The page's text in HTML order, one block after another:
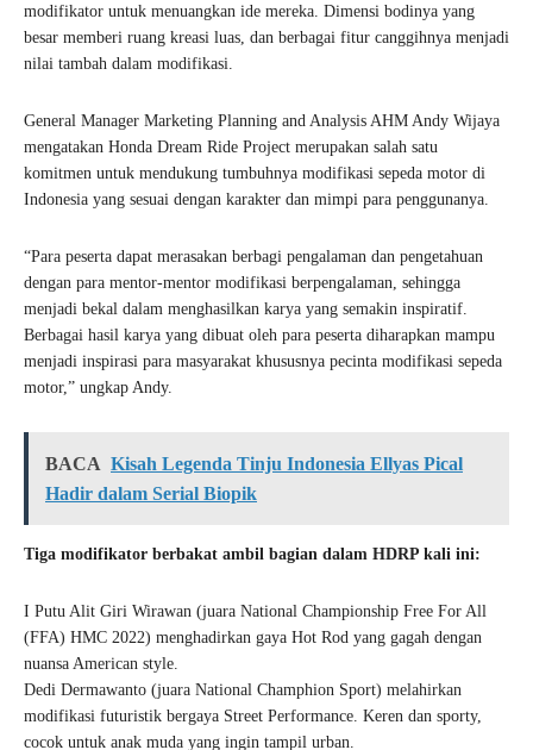
modifikator untuk menuangkan ide mereka. Dimensi bodinya yang
besar memberi ruang kreasi luas, dan berbagai fitur canggihnya menjadi
nilai tambah dalam modifikasi.
General Manager Marketing Planning and Analysis AHM Andy Wijaya
mengatakan Honda Dream Ride Project merupakan salah satu
komitmen untuk mendukung tumbuhnya modifikasi sepeda motor di
Indonesia yang sesuai dengan karakter dan mimpi para penggunanya.
“Para peserta dapat merasakan berbagi pengalaman dan pengetahuan
dengan para mentor-mentor modifikasi berpengalaman, sehingga
menjadi bekal dalam menghasilkan karya yang semakin inspiratif.
Berbagai hasil karya yang dibuat oleh para peserta diharapkan mampu
menjadi inspirasi para masyarakat khususnya pecinta modifikasi sepeda
motor,” ungkap Andy.
BACA Kisah Legenda Tinju Indonesia Ellyas Pical
Hadir dalam Serial Biopik
Tiga modifikator berbakat ambil bagian dalam HDRP kali ini:
I Putu Alit Giri Wirawan (juara National Championship Free For All
(FFA) HMC 2022) menghadirkan gaya Hot Rod yang gagah dengan
nuansa American style.
Dedi Dermawanto (juara National Champhion Sport) melahirkan
modifikasi futuristik bergaya Street Performance. Keren dan sporty,
cocok untuk anak muda yang ingin tampil urban.